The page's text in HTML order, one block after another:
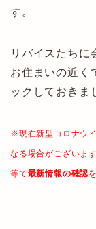
す。
リバイスたちに
お住まいの近く
ックしておきま
※現在新型コロナウ
なる場合がございま
等で最新情報の確認